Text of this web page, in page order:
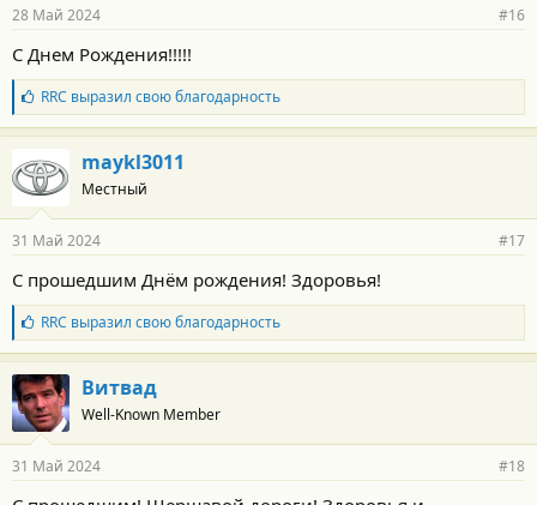
28 Май 2024 #16
С Днем Рождения!!!!!
Б
л
а
о
д
а
н
с
т
и
:
RRC выразил свою благодарность
maykl3011
Местный
31 Май 2024 #17
С прошедшим Днём рождения! Здоровья!
Б
л
а
г
о
д
а
н
RRC выразил свою благодарность
Витвад
Well-Known Member
31 Май 2024 #18